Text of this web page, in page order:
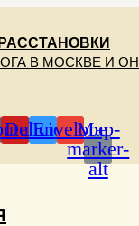
В МОСКВЕ И
Delicious
Envelope
Map-
marker-
alt